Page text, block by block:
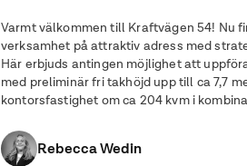
Varmt välkommen till Kraftvägen 54! Nu finns en unik möjlighet att etablera
verksamhet på attraktiv adress med
Här erbjuds antingen möjlighet att
med preliminär fri takhöjd upp till ca 7,7
kontorsfastighet om ca 204 kvm i
Rebecca Wedin